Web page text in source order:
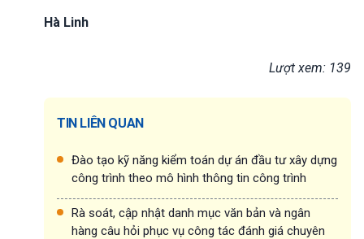
Hà Linh
Lượt xem: 139
TIN LIÊN QUAN
Đào tạo kỹ năng kiểm toán dự án đầu tư xây dựng
công trình theo mô hình thông tin công trình
Rà soát, cập nhật danh mục văn bản và ngân
hàng câu hỏi phục vụ công tác đánh giá chuyên